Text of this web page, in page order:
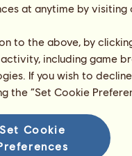
at anytime by
to the above, by
including game
If you wish to
the “Set Cookie
Set Cookie